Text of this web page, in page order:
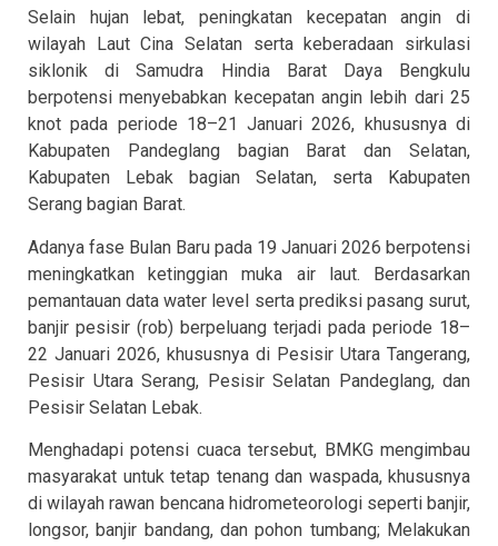
Selain hujan lebat, peningkatan kecepatan angin di
wilayah Laut Cina Selatan serta keberadaan sirkulasi
siklonik di Samudra Hindia Barat Daya Bengkulu
berpotensi menyebabkan kecepatan angin lebih dari 25
knot pada periode 18–21 Januari 2026, khususnya di
Kabupaten Pandeglang bagian Barat dan Selatan,
Kabupaten Lebak bagian Selatan, serta Kabupaten
Serang bagian Barat.
Adanya fase Bulan Baru pada 19 Januari 2026 berpotensi
meningkatkan ketinggian muka air laut. Berdasarkan
pemantauan data water level serta prediksi pasang surut,
banjir pesisir (rob) berpeluang terjadi pada periode 18–
22 Januari 2026, khususnya di Pesisir Utara Tangerang,
Pesisir Utara Serang, Pesisir Selatan Pandeglang, dan
Pesisir Selatan Lebak.
Menghadapi potensi cuaca tersebut, BMKG mengimbau
masyarakat untuk tetap tenang dan waspada, khususnya
di wilayah rawan bencana hidrometeorologi seperti banjir,
longsor, banjir bandang, dan pohon tumbang; Melakukan